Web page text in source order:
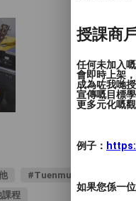
#Tuenmunguitar
課程
授課商
任何未加入
會即時上架
成為咗我哋
宣傳嘅目標
更多元化嘅觀
例子：
如果您係一